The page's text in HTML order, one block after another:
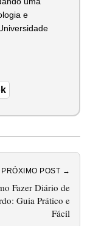
e
PRÓXIMO POST →
Fazer Diário de
Guia Prático e
Fácil